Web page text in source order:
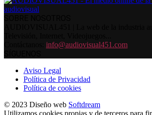
info@audiovisual451.com
Aviso Legal
Política de Privacidad
Política de cookies
© 2023 Diseño web Softdream
Utilizamos cookies propias y de terceros para